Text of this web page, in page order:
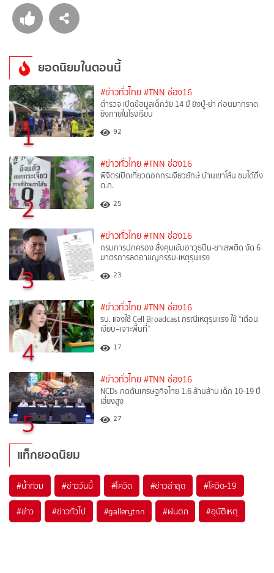
ยอดนิยมในตอนนี้
1
#ข่าวทั่วไทย #TNN ช่อง16
ตำรวจ เปิดข้อมูลเด็กวัย 14 ปี ยิงปู่-ย่า ก่อนมากราด
ยิงภายในโรงเรียน
92
2
#ข่าวทั่วไทย #TNN ช่อง16
พิจิตรเปิดเที่ยวดอกกระเจียวยักษ์ บ้านเขาโล้น ชมได้ถึง
ต.ค.
25
3
#ข่าวทั่วไทย #TNN ช่อง16
กรมการปกครอง สั่งคุมเข้มอาวุธปืน-ยาเสพติด งัด 6
มาตรการลดอาชญกรรม-เหตุรุนแรง
23
4
#ข่าวทั่วไทย #TNN ช่อง16
รบ. แจงใช้ Cell Broadcast กรณีเหตุรุนแรง ใช้ “เตือน
เงียบ–เจาะพื้นที่”
17
5
#ข่าวทั่วไทย #TNN ช่อง16
NCDs กดดันเศรษฐกิจไทย 1.6 ล้านล้าน เด็ก 10-19 ปี
เสี่ยงสูง
27
แท็กยอดนิยม
#น้ำท่วม #ข่าววันนี้ #โควิด #ข่าวล่าสุด #โควิด-19
#ข่าว #ข่าวทั่วไป #gallerytnn #ฝนตก #อุบัติเหตุ